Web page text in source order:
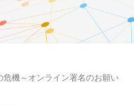
危機～オンライン署名のお願い